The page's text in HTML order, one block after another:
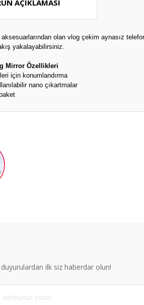
AÇIKLAMASI
olan vlog çekim aynasız
yakalayabilirsiniz.
Mirror Özellikleri
için konumlandırma
nano çıkartmalar
kalitesiz, bozuk veya görüntülenemiyor.
eksik bilgiler bulunuyor.
ilk siz haberdar olun!